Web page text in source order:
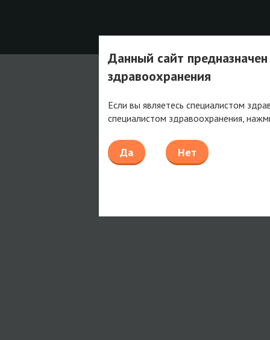
Данный сайт
здравоохранения
Если вы являетесь специалистом
специалистом здравоохранения,
Да Нет